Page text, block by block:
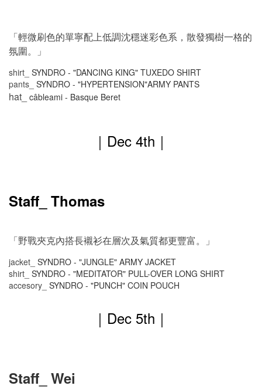
「輕微刷色的單寧配上低調沈穩迷彩色系，散發獨樹一格的
氛圍。」
shirt_ SYNDRO - "DANCING KING" TUXEDO SHIRT
pants_ SYNDRO - "HYPERTENSION"ARMY PANTS
hat_ câbleami - Basque Beret
｜Dec 4th｜
Staff_ Thomas
「野戰夾克內搭長襯衫在層次及氣質都更豐富。」
jacket_ SYNDRO - "JUNGLE" ARMY JACKET
shirt_ SYNDRO - "MEDITATOR" PULL-OVER LONG SHIRT
accesory_ SYNDRO - "PUNCH" COIN POUCH
｜ Dec 5th ｜
Staff_ Wei